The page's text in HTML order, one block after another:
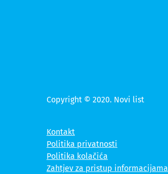
Copyright © 2020. Novi list
Kontakt
Politika privatnosti
Politika kolačića
Zahtjev za pristup informacijama